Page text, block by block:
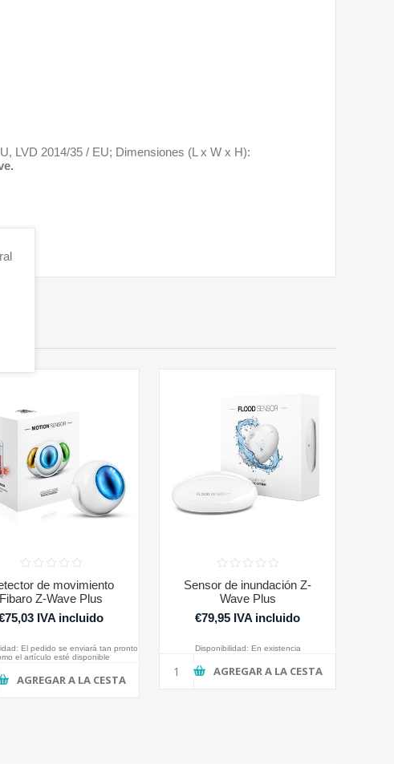
LVD 2014/35 / EU; Dimensiones (L x W x H):
de movimiento
Fibaro Z-Wave Plus
IVA incluido
AGREGAR A LA CESTA
El pedido se enviará tan pronto
el artículo esté disponible
Sensor de inundación Z-
Wave Plus
€79,95 IVA incluido
AGREGAR A LA CESTA
Disponibilidad: En existencia